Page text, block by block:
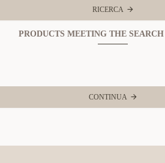
RICERCA
PRODUCTS MEETING THE
CONTINUA